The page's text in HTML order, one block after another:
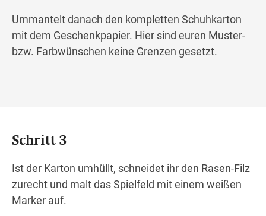
Ummantelt danach den kompletten Schuhkarton
mit dem Geschenkpapier. Hier sind euren Muster-
bzw. Farbwünschen keine Grenzen gesetzt.
Schritt 3
Ist der Karton umhüllt, schneidet ihr den Rasen-Filz
zurecht und malt das Spielfeld mit einem weißen
Marker auf.